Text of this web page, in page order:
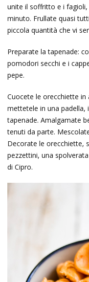
unite il soffritto e i
minuto. Frullate quasi
piccola quantità che vi
Preparate la tapenade:
pomodori secchi e i
pepe.
Cuocete le orecchiette in
mettetele in una padella,
tapenade. Amalgamate
tenuti da parte.
Decorate le orecchiette,
pezzettini, una
di Cipro.